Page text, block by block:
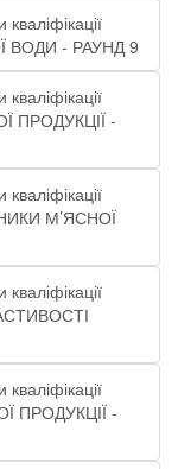
ВОДИ​​ - РАУНД 9
ПРОДУКЦІЇ -
М’ЯСНОЇ
ПРОДУКЦІЇ -